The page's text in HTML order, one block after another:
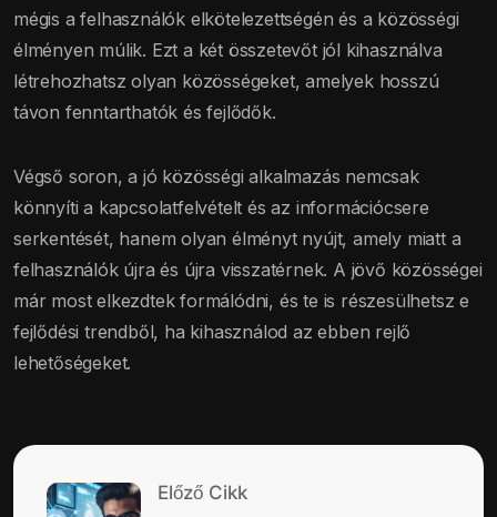
mégis a felhasználók elkötelezettségén és a közösségi
élményen múlik. Ezt a két összetevőt jól kihasználva
létrehozhatsz olyan közösségeket, amelyek hosszú
távon fenntarthatók és fejlődők.
Végső soron, a jó közösségi alkalmazás nemcsak
könnyíti a kapcsolatfelvételt és az információcsere
serkentését, hanem olyan élményt nyújt, amely miatt a
felhasználók újra és újra visszatérnek. A jövő közösségei
már most elkezdtek formálódni, és te is részesülhetsz e
fejlődési trendből, ha kihasználod az ebben rejlő
lehetőségeket.
Előző Cikk